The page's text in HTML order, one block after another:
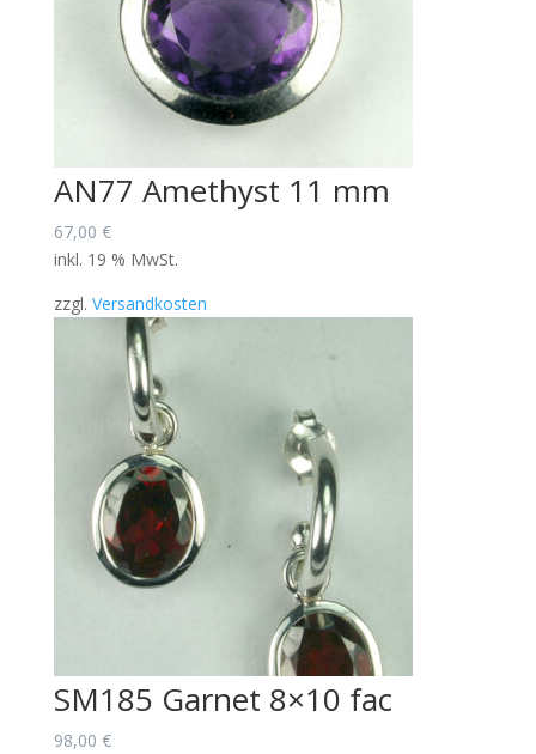
AN77 Amethyst 11 mm
67,00 €
inkl. 19 % MwSt.
zzgl. Versandkosten
SM185 Garnet 8×10 fac
98,00 €